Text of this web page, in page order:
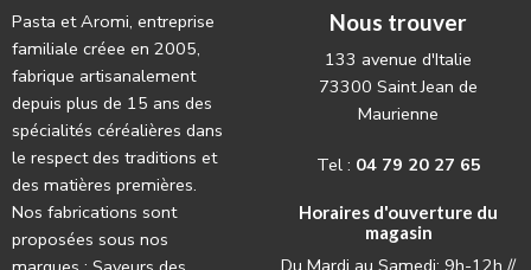
Pasta et Aromi, entreprise
familiale créee en 2005,
fabrique artisanalement
depuis plus de 15 ans des
spécialités céréalières dans
le respect des traditions et
des matières premières.
Nos fabrications sont
proposées sous nos
Nous trouver
133 avenue d'Italie
73300 Saint Jean de
Maurienne
Tel : 04 79 20 27 65
Horaires d'ouverture du
magasin
Du Mardi au Samedi: 9h-12h //